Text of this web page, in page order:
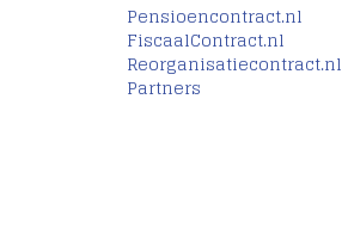
Pensioencontract.nl
FiscaalContract.nl
Reorganisatiecontract.nl
Partners